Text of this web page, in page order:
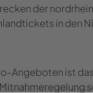
der
in den
​​Angeboten ist